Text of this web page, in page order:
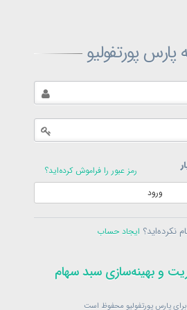
پارس پورتفولیو
رمز عبور را فراموش کرده‌اید؟
ورود
نکرده‌اید؟ ایجاد حساب
و بهینه‌سازی سبد سهام
پارس پورتفولیو محفوظ است
پارس پورتفولیو
ثبت‌نام
عضو هستید؟فرم ورود
و بهینه‌سازی سبد سهام
پارس پورتفولیو
عضو هستید؟
و بهینه‌سازی سبد سهام
پارس پورتفولیو محفوظ است